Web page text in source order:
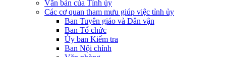
Văn bản của Tỉnh ủy
Các cơ quan tham mưu giúp việc tỉnh ủy
Ban Tuyên giáo và Dân vận
Ban Tổ chức
Ủy ban Kiểm tra
Ban Nội chính